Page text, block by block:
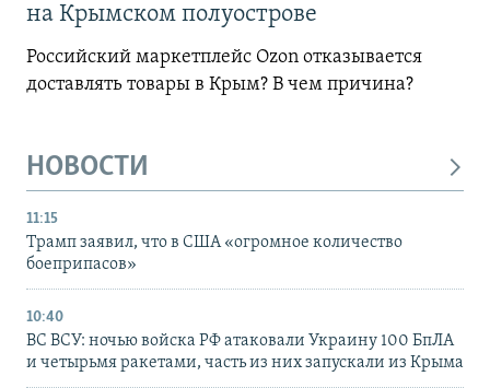
на Крымском полуострове
Российский маркетплейс Ozon отказывается
доставлять товары в Крым? В чем причина?
НОВОСТИ
11:15
Трамп заявил, что в США «огромное количество
боеприпасов»
10:40
ВС ВСУ: ночью войска РФ атаковали Украину 100 БпЛА
и четырьмя ракетами, часть из них запускали из Крыма